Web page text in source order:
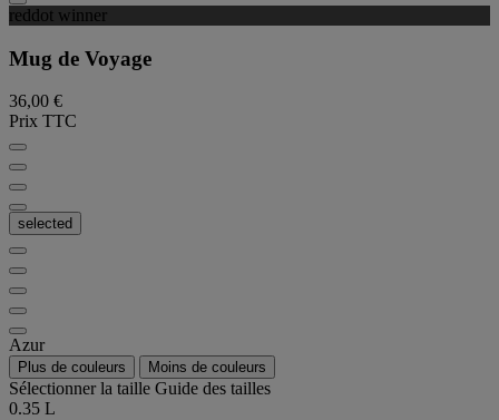
reddot winner
Mug de Voyage
36,00 €
Prix TTC
selected
Azur
Plus de couleurs Moins de couleurs
Sélectionner la taille Guide des tailles
0.35 L